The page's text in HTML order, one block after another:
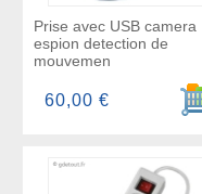
Prise avec USB camera
espion detection de
mouvemen
60,00 €